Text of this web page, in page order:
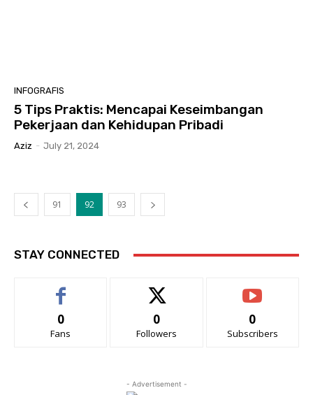
INFOGRAFIS
5 Tips Praktis: Mencapai Keseimbangan
Pekerjaan dan Kehidupan Pribadi
Aziz - July 21, 2024
91 92 93
STAY CONNECTED
0
Fans
0
Followers
0
Subscribers
- Advertisement -